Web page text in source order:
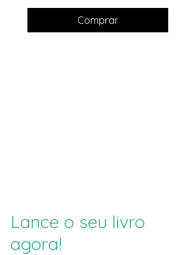
Comprar
Lance o seu livro
agora!